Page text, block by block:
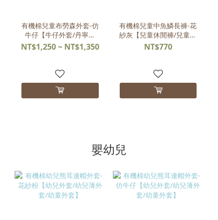
有機棉兒童布勞森外套-仿
牛仔【牛仔外套/丹寧外
套】
NT$1,250 ~ NT$1,350
有機棉兒童中魚鱗長褲-花
紗灰【兒童休閒褲/兒童長
褲/毛圈長褲】
NT$770
嬰幼兒